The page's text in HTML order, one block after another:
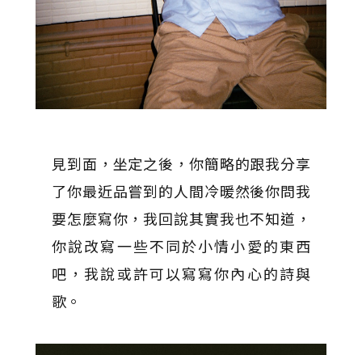
見到面，坐定之後，你簡略的跟我分享
了你最近品嘗到的人間冷暖然後你問我
要怎麼寫你，我回說其實我也不知道，
你說改寫一些不同於小情小愛的東西
吧，我說或許可以寫寫你內心的詩與
歌。